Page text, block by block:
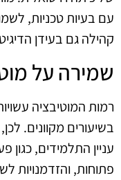
עם בעיות טכניות,
קהילה גם בעידן
שמירה על
רמות המוטיבציה
בשיעורים מקוונים.
עניין התלמידים, כגון
פתוחות, והזדמנויות